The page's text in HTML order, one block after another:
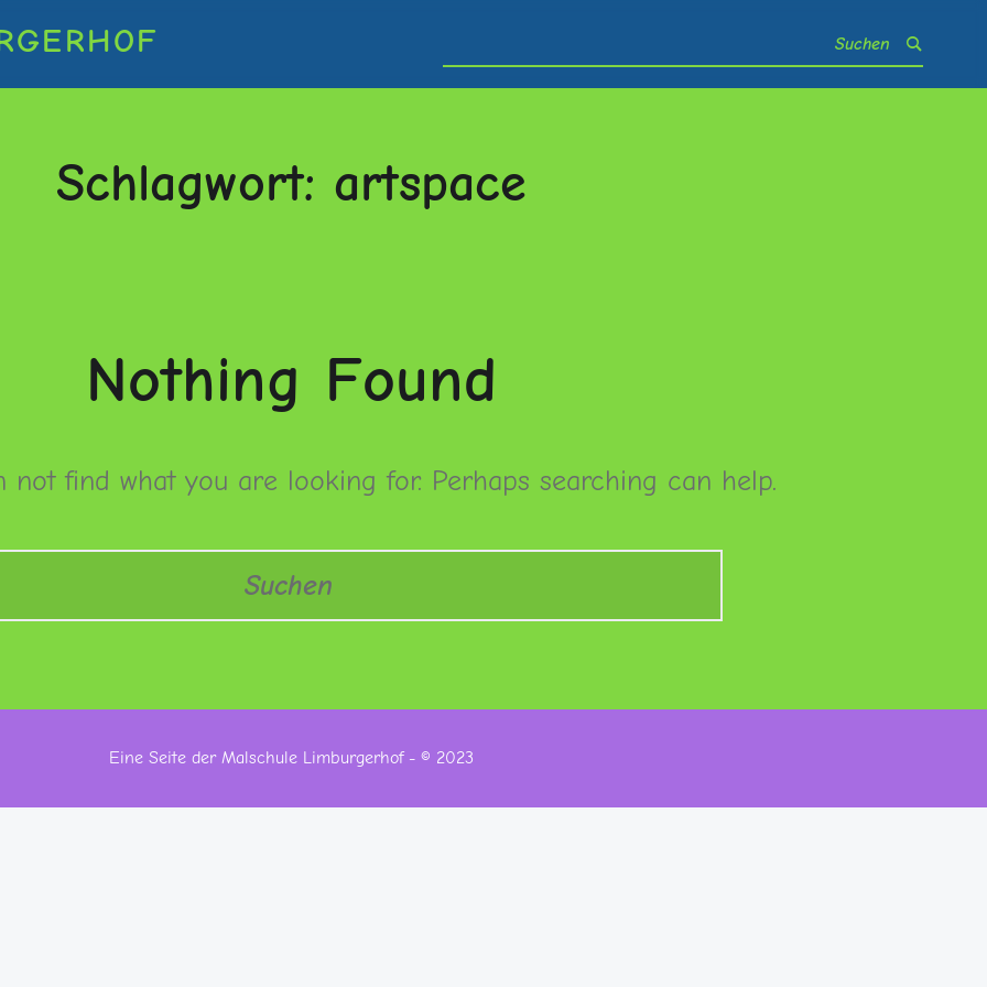
Schlagwort: artspace
Nothing Found
not find what you are looking for. Perhaps searching can help.
Eine Seite der Malschule Limburgerhof - © 2023